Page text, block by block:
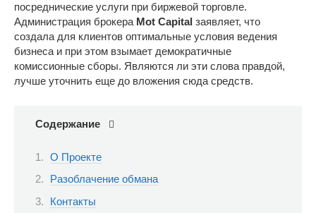
посреднические услуги при биржевой торговле.
Администрация брокера Mot Capital заявляет, что
создала для клиентов оптимальные условия ведения
бизнеса и при этом взымает демократичные
комиссионные сборы. Являются ли эти слова правдой,
лучше уточнить еще до вложения сюда средств.
Содержание
О Проекте
Разоблачение обмана
Контакты